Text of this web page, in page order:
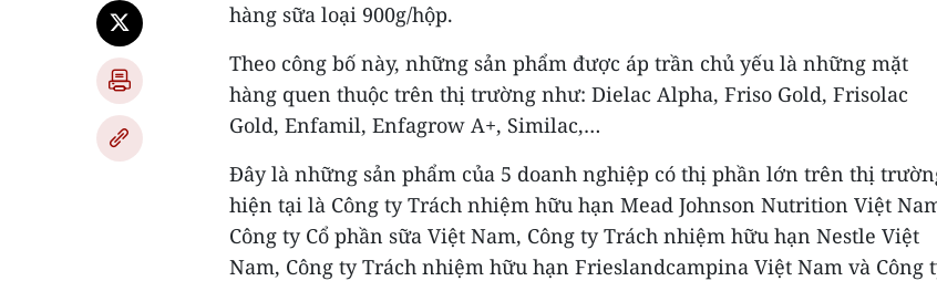
hàng sữa loại 900g/hộp.
Theo công bố này, những sản phẩm được áp trần chủ yếu là những mặt
hàng quen thuộc trên thị trường như: Dielac Alpha, Friso Gold, Frisolac
Gold, Enfamil, Enfagrow A+, Similac,…
Đây là những sản phẩm của 5 doanh nghiệp có thị phần lớn trên thị
hiện tại là Công ty Trách nhiệm hữu hạn Mead Johnson Nutrition Việt
Công ty Cổ phần sữa Việt Nam, Công ty Trách nhiệm hữu hạn Nestle Việt
Nam, Công ty Trách nhiệm hữu hạn Frieslandcampina Việt Nam và Công